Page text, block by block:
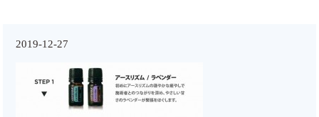
2019-12-27